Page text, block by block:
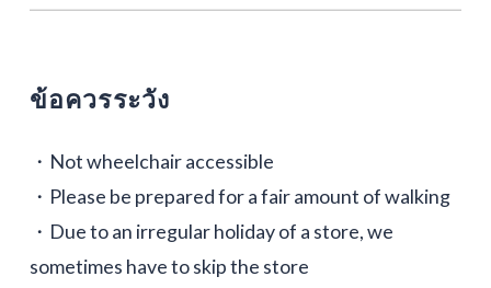
ข้อควรระวัง
・Not wheelchair accessible
・Please be prepared for a fair amount of walking
・Due to an irregular holiday of a store, we
sometimes have to skip the store